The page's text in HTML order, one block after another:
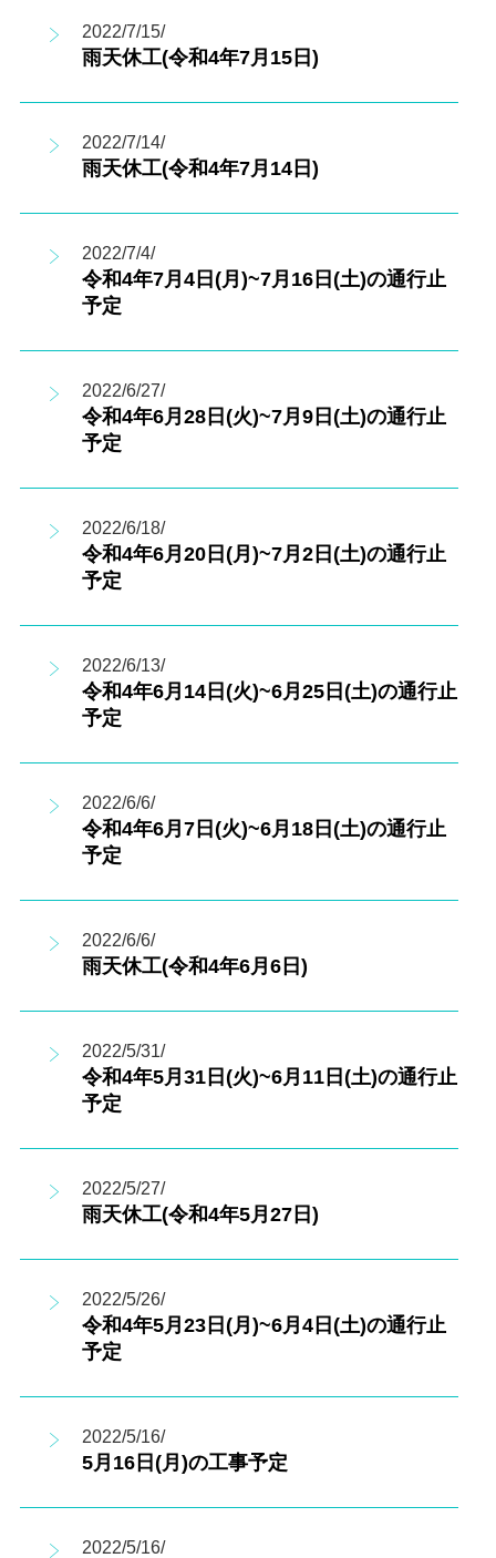
2022/7/15/
雨天休工(令和4年7月15日)
2022/7/14/
雨天休工(令和4年7月14日)
2022/7/4/
令和4年7月4日(月)~7月16日(土)の通行止
予定
2022/6/27/
令和4年6月28日(火)~7月9日(土)の通行止
予定
2022/6/18/
令和4年6月20日(月)~7月2日(土)の通行止
予定
2022/6/13/
令和4年6月14日(火)~6月25日(土)の通行止
予定
2022/6/6/
令和4年6月7日(火)~6月18日(土)の通行止
予定
2022/6/6/
雨天休工(令和4年6月6日)
2022/5/31/
令和4年5月31日(火)~6月11日(土)の通行止
予定
2022/5/27/
雨天休工(令和4年5月27日)
2022/5/26/
令和4年5月23日(月)~6月4日(土)の通行止
予定
2022/5/16/
5月16日(月)の工事予定
2022/5/16/